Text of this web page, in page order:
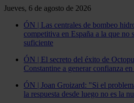
Jueves, 6 de agosto de 2026
ÓN | Las centrales de bombeo
competitiva en España a la que no
suficiente
ÓN | El secreto del éxito de
Constantine a generar confianza
ÓN | Joan Groizard: "Si el
la respuesta desde luego no es la